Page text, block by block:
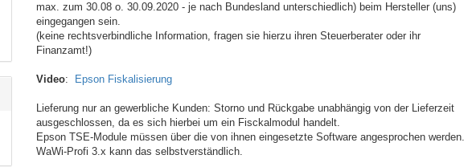
max. zum 30.08 o. 30.09.2020 - je nach Bundesland unterschiedlich) beim Hersteller (uns)
eingegangen sein.
(keine rechtsverbindliche Information, fragen sie hierzu ihren Steuerberater oder ihr
Finanzamt!)
Video: Epson Fiskalisierung
Lieferung nur an gewerbliche Kunden: Storno und Rückgabe unabhängig von der Lieferzeit
ausgeschlossen, da es sich hierbei um ein Fisckalmodul handelt.
Epson TSE-Module müssen über die von ihnen eingesetzte Software angesprochen werden.
WaWi-Profi 3.x kann das selbstverständlich.